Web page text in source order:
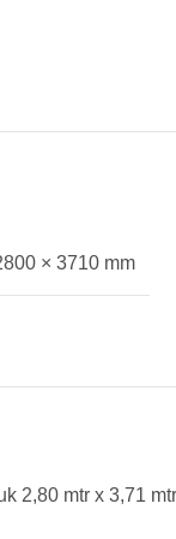
× 3710 mm
2,80 mtr x 3,71 mtr